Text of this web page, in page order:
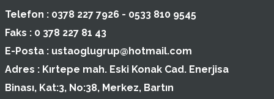
Telefon : 0378 227 7926 - 0533 810 9545
Faks : 0 378 227 81 43
E-Posta : ustaoglugrup@hotmail.com
Adres : Kırtepe mah. Eski Konak Cad. Enerjisa
Binası, Kat:3, No:38, Merkez, Bartın